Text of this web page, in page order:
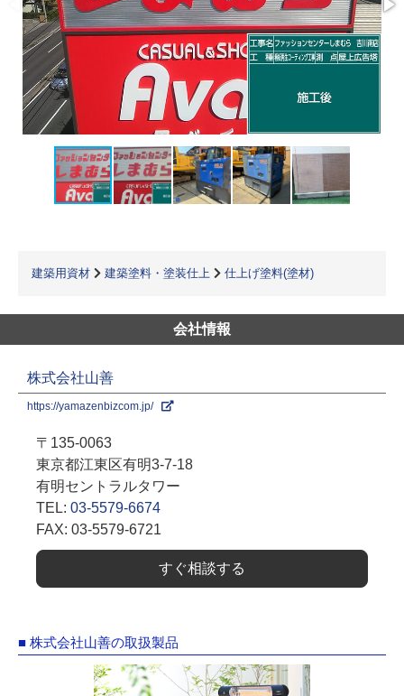
建築用資材 建築塗料・塗装仕上 仕上げ塗料(塗材)
会社情報
株式会社山善
https://yamazenbizcom.jp/
〒135-0063
東京都江東区有明3-7-18
有明セントラルタワー
TEL: 03-5579-6674
FAX: 03-5579-6721
すぐ相談する
■ 株式会社山善の取扱製品